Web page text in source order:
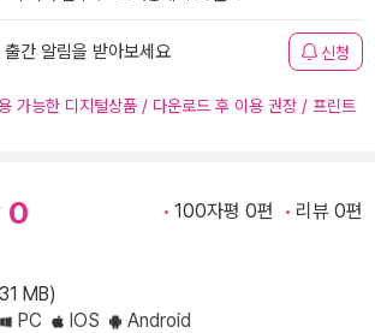
간 알림을 받아보세요 신청
가능한 디지털상품 / 다운로드 후 이용 권장 / 프린트
0 100자평 0편 리뷰 0편
MB)
PC IOS
Android